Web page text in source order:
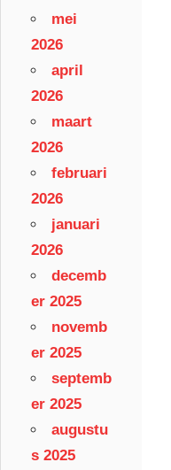
mei
2026
april
2026
maart
2026
februari
2026
januari
2026
decemb
er 2025
novemb
er 2025
septemb
er 2025
augustu
s 2025